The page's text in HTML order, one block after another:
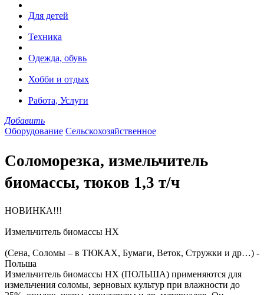
Для детей
Техника
Одежда, обувь
Хобби и отдых
Работа, Услуги
Добавить
Оборудование Сельскохозяйственное
Соломорезка, измельчитель
биомассы, тюков 1,3 т/ч
НОВИНКА!!!
Измельчитель биомассы HX
(Сена, Соломы – в ТЮКАХ, Бумаги, Веток, Стружки и др…) -
Польша
Измельчитель биомассы НX (ПОЛЬША) применяются для
измельчения соломы, зерновых культур при влажности до